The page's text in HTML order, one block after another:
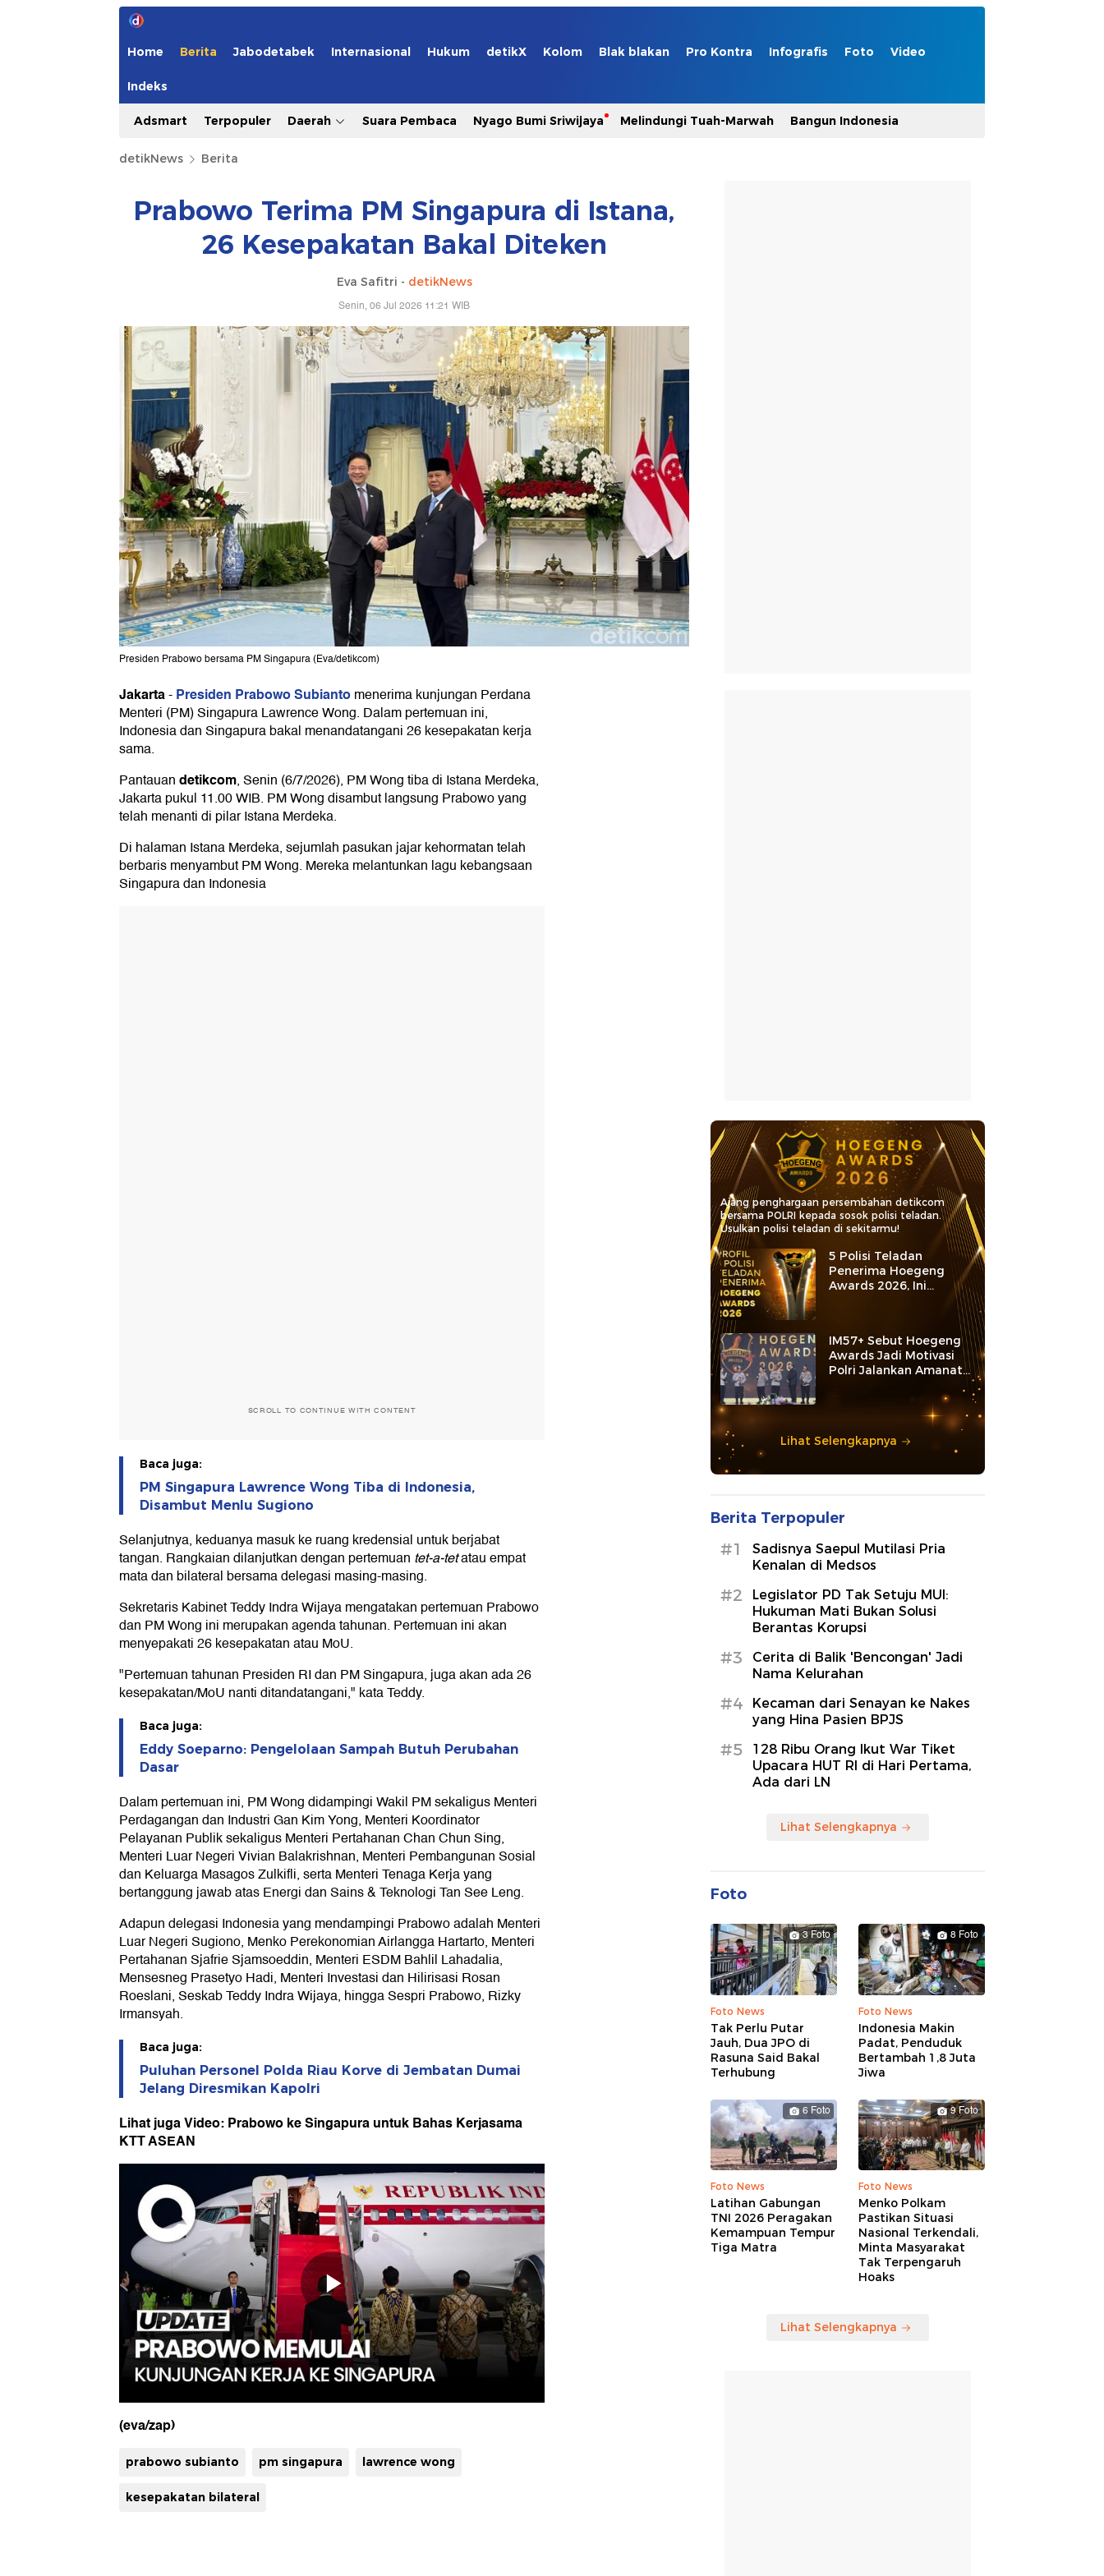
Home Berita Jabodetabek Internasional Hukum detikX Kolom Blak blakan Pro Kontra Infografis Foto Video
Indeks
Adsmart Terpopuler Daerah Suara Pembaca Nyago Bumi Sriwijaya Melindungi Tuah-Marwah Bangun Indonesia
detikNews Berita
Prabowo Terima PM Singapura di Istana,
26 Kesepakatan Bakal Diteken
Eva Safitri - detikNews
Senin, 06 Jul 2026 11:21 WIB
Presiden Prabowo bersama PM Singapura (Eva/detikcom)
Jakarta-Presiden Prabowo Subiantomenerima kunjungan Perdana
Menteri (PM) Singapura Lawrence Wong. Dalam pertemuan ini,
Indonesia dan Singapura bakal menandatangani 26 kesepakatan kerja
sama.
Pantauandetikcom, Senin (6/7/2026), PM Wong tiba di Istana Merdeka,
Jakarta pukul 11.00 WIB. PM Wong disambut langsung Prabowo yang
telah menanti di pilar Istana Merdeka.
Di halaman Istana Merdeka, sejumlah pasukan jajar kehormatan telah
berbaris menyambut PM Wong. Mereka melantunkan lagu kebangsaan
Singapura dan Indonesia
SCROLL TO CONTINUE WITH CONTENT
Baca juga:
PM Singapura Lawrence Wong Tiba di Indonesia,
Disambut Menlu Sugiono
Selanjutnya, keduanya masuk ke ruang kredensial untuk berjabat
tangan. Rangkaian dilanjutkan dengan pertemuan tet-a-tetatau empat
mata dan bilateral bersama delegasi masing-masing.
Sekretaris Kabinet Teddy Indra Wijaya mengatakan pertemuan Prabowo
dan PM Wong ini merupakan agenda tahunan. Pertemuan ini akan
menyepakati 26 kesepakatan atau MoU.
"Pertemuan tahunan Presiden RI dan PM Singapura, juga akan ada 26
kesepakatan/MoU nanti ditandatangani," kata Teddy.
Baca juga:
Eddy Soeparno: Pengelolaan Sampah Butuh Perubahan
Dasar
Dalam pertemuan ini, PM Wong didampingi Wakil PM sekaligus Menteri
Perdagangan dan Industri Gan Kim Yong, Menteri Koordinator
Pelayanan Publik sekaligus Menteri Pertahanan Chan Chun Sing,
Menteri Luar Negeri Vivian Balakrishnan, Menteri Pembangunan Sosial
dan Keluarga Masagos Zulkifli, serta Menteri Tenaga Kerja yang
bertanggung jawab atas Energi dan Sains & Teknologi Tan See Leng.
Adapun delegasi Indonesia yang mendampingi Prabowo adalah Menteri
Luar Negeri Sugiono, Menko Perekonomian Airlangga Hartarto, Menteri
Pertahanan Sjafrie Sjamsoeddin, Menteri ESDM Bahlil Lahadalia,
Mensesneg Prasetyo Hadi, Menteri Investasi dan Hilirisasi Rosan
Roeslani, Seskab Teddy Indra Wijaya, hingga Sespri Prabowo, Rizky
Irmansyah.
Baca juga:
Puluhan Personel Polda Riau Korve di Jembatan Dumai
Jelang Diresmikan Kapolri
Lihat juga Video: Prabowo ke Singapura untuk Bahas Kerjasama
KTT ASEAN
(eva/zap)
prabowo subianto pm singapura lawrence wong
kesepakatan bilateral
Ajang penghargaan persembahan detikcom
bersama POLRI kepada sosok polisi teladan.
Usulkan polisi teladan di sekitarmu!
5 Polisi Teladan
Penerima Hoegeng
Awards 2026, Ini
Kategori dan Kiprahnya
IM57+ Sebut Hoegeng
Awards Jadi Motivasi
Polri Jalankan Amanat
Lihat Selengkapnya
Berita Terpopuler
#1
Sadisnya Saepul Mutilasi Pria
Kenalan di Medsos
#2
Legislator PD Tak Setuju MUI:
Hukuman Mati Bukan Solusi
Berantas Korupsi
#3
Cerita di Balik 'Bencongan' Jadi
Nama Kelurahan
#4
Kecaman dari Senayan ke Nakes
yang Hina Pasien BPJS
#5
128 Ribu Orang Ikut War Tiket
Upacara HUT RI di Hari Pertama,
Ada dari LN
Lihat Selengkapnya
Foto
3 Foto
Foto News
Tak Perlu Putar
Jauh, Dua JPO di
Rasuna Said Bakal
Terhubung
8 Foto
Foto News
Indonesia Makin
Padat, Penduduk
Bertambah 1,8 Juta
Jiwa
6 Foto
Foto News
Latihan Gabungan
TNI 2026 Peragakan
Kemampuan Tempur
Tiga Matra
9 Foto
Foto News
Menko Polkam
Pastikan Situasi
Nasional Terkendali,
Minta Masyarakat
Tak Terpengaruh
Hoaks
Lihat Selengkapnya